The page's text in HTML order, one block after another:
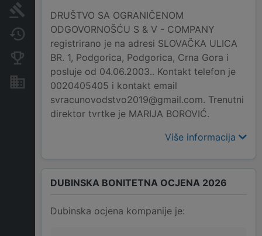
Arhiva sudskih objava
Promjene
Konkurentne kompanije
Nekretnine i imovina
DRUŠTVO SA OGRANIČENOM
ODGOVORNOŠĆU S & V - COMPANY
registrirano je na adresi SLOVAČKA ULICA
BR. 1, Podgorica, Podgorica, Crna Gora i
posluje od 04.06.2003.. Kontakt telefon je
0020405405 i kontakt email
svracunovodstvo2019@gmail.com. Trenutni
direktor tvrtke je MARIJA BOROVIĆ.
Više informacija
DUBINSKA BONITETNA OCJENA 2026
Dubinska ocjena kompanije je: